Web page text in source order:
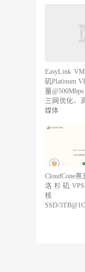
EasyLink
矶Platinum
量
三网优化、
媒体
CloudCone
洛杉矶
核/
SSD/